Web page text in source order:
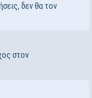
δεν θα τον
στον